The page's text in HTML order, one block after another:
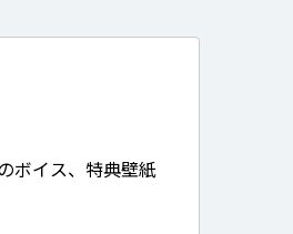
ボイス、特典壁紙